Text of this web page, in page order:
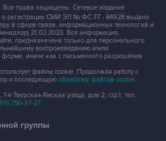
права защищены. Сетевое издание
о регистрации СМИ ЭЛ № ФС 77 - 84928 выдано
в сфере связи, информационных технологий и
21.03.2023. Вся информация,
предназначена только для персонального
воспроизведению и/или
форме, иначе как с письменного разрешения
файлы cookie. Продолжая работу с
и последующую обработку файлов cookie.
я Тверская-Ямская улица, дом 2, стр.1, тел.:
250-97-27
группы